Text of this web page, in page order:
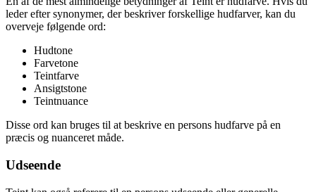
leder efter synonymer, der beskriver forskellige hudfarver, kan du
overveje følgende ord:
Hudtone
Farvetone
Teintfarve
Ansigtstone
Teintnuance
Disse ord kan bruges til at beskrive en persons hudfarve på en
præcis og nuanceret måde.
Udseende